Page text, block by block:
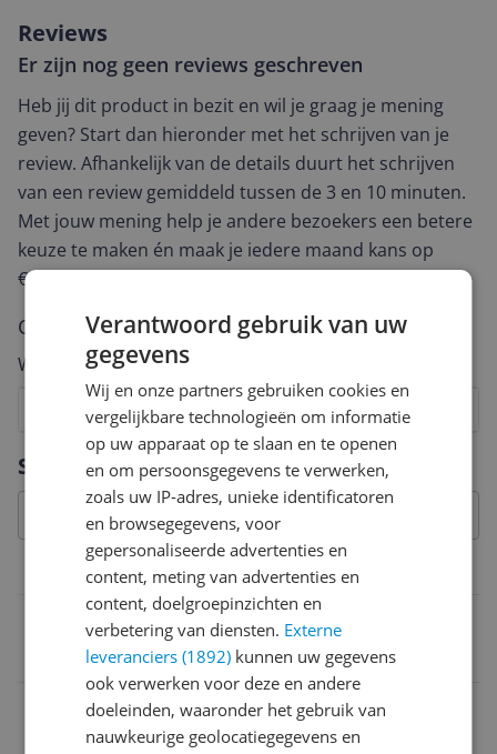
Specificaties
Algemeen
Anders
Leeftijd
Volwassenen
Reviews
Er zijn nog geen reviews geschreven
Heb jij dit product in bezit en wil je graag je mening
geven? Start dan hieronder met het schrijven van je
review. Afhankelijk van de details duurt het schrijven
van een review gemiddeld tussen de 3 en 10 minuten.
Met jouw mening help je andere bezoekers een betere
keuze te maken én maak je iedere maand kans op
€250,-!
Cijfer
Welk cijfer geef jij dit product?
9
8
7
6
5
4
3
2
Vraag 1 van 4
Verantwoord gebruik van uw
gegevens
Wij en onze partners gebruiken cookies en
vergelijkbare technologieën om informatie
op uw apparaat op te slaan en te openen
en om persoonsgegevens te verwerken,
zoals uw IP-adres, unieke identificatoren
en browsegegevens, voor
gepersonaliseerde advertenties en
content, meting van advertenties en
content, doelgroepinzichten en
verbetering van diensten. Externe
leveranciers (1892) kunnen uw gegevens
ook verwerken voor deze en andere
doeleinden, waaronder het gebruik van
nauwkeurige geolocatiegegevens en